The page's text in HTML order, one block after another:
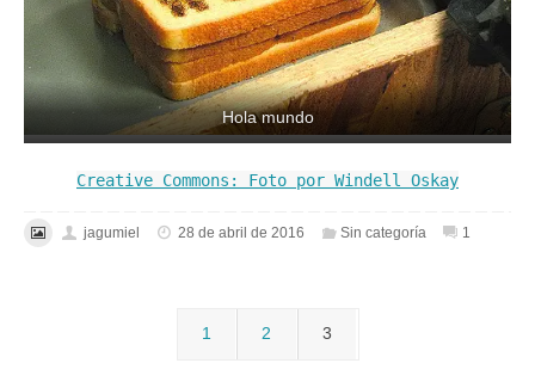
Hola mundo
Creative Commons: Foto por Windell Oskay
jagumiel 28 de abril de 2016 Sin categoría 1
1 2 3